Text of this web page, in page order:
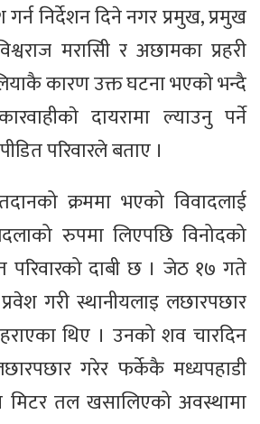
गर्न निर्देशन दिने नगर प्रमुख, प्रमुख
मरासिी र अछामका प्रहरी
कारण उक्त घटना भएकाे भन्दै
दायरामा ल्याउनु पर्ने
परिवारले बताए ।
क्रममा भएको विवादलाई
रुपमा लिएपछि विनोदको
परिवारको दाबी छ । जेठ १७ गते
प्रवेश गरी स्थानीयलाइ लछारपछार
थिए । उनको शव चारदिन
गरेर फर्केकै मध्यपहाडी
मिटर तल खसालिएको अवस्थामा